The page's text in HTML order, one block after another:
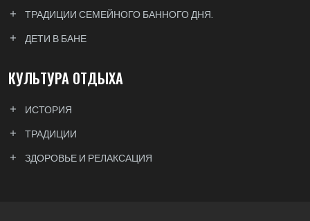
ТРАДИЦИИ СЕМЕЙНОГО БАННОГО ДНЯ.
ДЕТИ В БАНЕ
КУЛЬТУРА ОТДЫХА
ИСТОРИЯ
ТРАДИЦИИ
ЗДОРОВЬЕ И РЕЛАКСАЦИЯ